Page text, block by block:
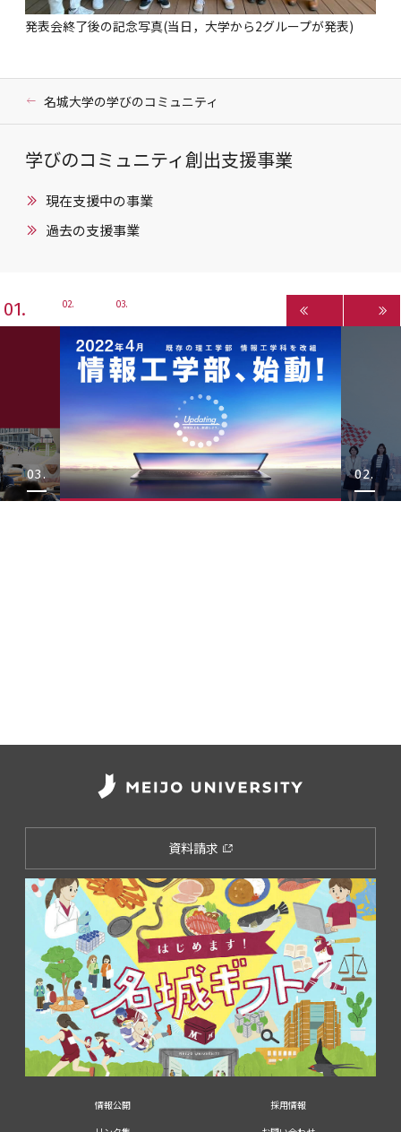
発表会終了後の記念写真(当日，大学から2グループが発表)
名城大学の学びのコミュニティ
学びのコミュニティ創出支援事業
現在支援中の事業
過去の支援事業
1 2 3
資料請求
情報公開
採用情報